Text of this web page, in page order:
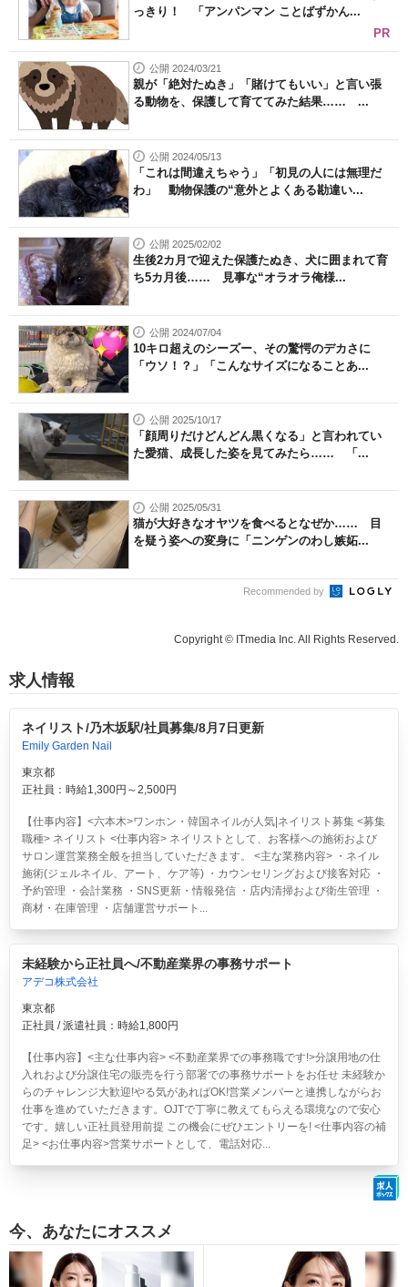
っきり！ 「アンパンマン ことばずかん...
PR
公開 2024/03/21
親が「絶対たぬき」「賭けてもいい」と言い張
る動物を、保護して育ててみた結果…… ...
公開 2024/05/13
「これは間違えちゃう」「初見の人には無理だ
わ」 動物保護の“意外とよくある勘違い...
公開 2025/02/02
生後2カ月で迎えた保護たぬき、犬に囲まれて育
ち5カ月後…… 見事な“オラオラ俺様...
公開 2024/07/04
10キロ超えのシーズー、その驚愕のデカさに
「ウソ！？」「こんなサイズになることあ...
公開 2025/10/17
「顔周りだけどんどん黒くなる」と言われてい
た愛猫、成長した姿を見てみたら…… 「...
公開 2025/05/31
猫が大好きなオヤツを食べるとなぜか…… 目
を疑う姿への変身に「ニンゲンのわし嫉妬...
Recommended by
Copyright © ITmedia Inc. All Rights Reserved.
求人情報
ネイリスト/乃木坂駅/社員募集/8月7日更新
Emily Garden Nail
東京都
正社員：時給1,300円～2,500円
【仕事内容】<六本木>ワンホン・韓国ネイルが人気|ネイリスト募集 <募集
職種> ネイリスト <仕事内容> ネイリストとして、お客様への施術および
サロン運営業務全般を担当していただきます。 <主な業務内容> ・ネイル
施術(ジェルネイル、アート、ケア等) ・カウンセリングおよび接客対応 ・
予約管理 ・会計業務 ・SNS更新・情報発信 ・店内清掃および衛生管理 ・
商材・在庫管理 ・店舗運営サポート...
未経験から正社員へ/不動産業界の事務サポート
アデコ株式会社
東京都
正社員 / 派遣社員：時給1,800円
【仕事内容】<主な仕事内容> <不動産業界での事務職です!>分譲用地の仕
入れおよび分譲住宅の販売を行う部署での事務サポートをお任せ 未経験か
らのチャレンジ大歓迎!やる気があればOK!営業メンバーと連携しながらお
仕事を進めていただきます。OJTで丁寧に教えてもらえる環境なので安心
です。嬉しい正社員登用前提 この機会にぜひエントリーを! <仕事内容の補
足> <お仕事内容>営業サポートとして、電話対応...
今、あなたにオススメ